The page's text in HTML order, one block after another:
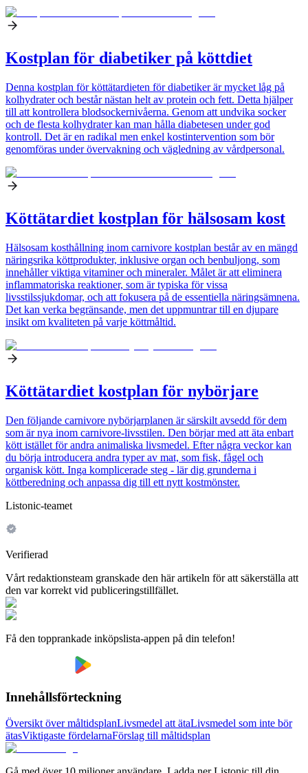
Kostplan för diabetiker på köttdiet
Denna kostplan för köttätardieten för diabetiker är mycket låg på
kolhydrater och består nästan helt av protein och fett. Detta hjälper
till att kontrollera blodsockernivåerna. Genom att undvika socker
och de flesta kolhydrater kan man hålla diabetesen under god
kontroll. Det är en radikal men enkel kostintervention som bör
genomföras under övervakning och vägledning av vårdpersonal.
Köttätardiet kostplan för hälsosam kost
Hälsosam kosthållning inom carnivore kostplan består av en mängd
näringsrika köttprodukter, inklusive organ och benbuljong, som
innehåller viktiga vitaminer och mineraler. Målet är att eliminera
inflammatoriska reaktioner, som är typiska för vissa
livsstilssjukdomar, och att fokusera på de essentiella näringsämnena.
Det kan verka begränsande, men det uppmuntrar till en djupare
insikt om kvaliteten på varje köttmåltid.
Köttätardiet kostplan för nybörjare
Den följande carnivore nybörjarplanen är särskilt avsedd för dem
som är nya inom carnivore-livsstilen. Den börjar med att äta enbart
kött istället för andra animaliska livsmedel. Efter några veckor kan
du börja introducera andra typer av mat, som fisk, fågel och
organisk kött. Inga komplicerade steg - lär dig grunderna i
köttberedning och anpassa dig till ett nytt kostmönster.
Listonic-teamet
Verifierad
Vårt redaktionsteam granskade den här artikeln för att säkerställa att
den var korrekt vid publiceringstillfället.
Få den topprankade inköpslista-appen på din telefon!
Innehållsförteckning
Översikt över måltidsplanLivsmedel att ätaLivsmedel som inte bör
ätasViktigaste fördelarnaFörslag till måltidsplan